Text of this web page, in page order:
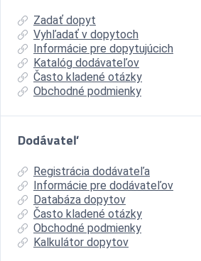
Zadať dopyt
Vyhľadať v dopytoch
Informácie pre dopytujúcich
Katalóg dodávateľov
Často kladené otázky
Obchodné podmienky
Dodávateľ
Registrácia dodávateľa
Informácie pre dodávateľov
Databáza dopytov
Často kladené otázky
Obchodné podmienky
Kalkulátor dopytov